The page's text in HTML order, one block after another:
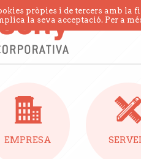
pròpies i de tercers amb la
la seva acceptació. Per a
EMPRESA